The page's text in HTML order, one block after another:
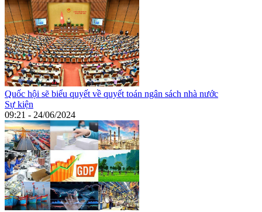
Quốc hội sẽ biểu quyết về quyết toán ngân sách nhà nước
Sự kiện
09:21 - 24/06/2024